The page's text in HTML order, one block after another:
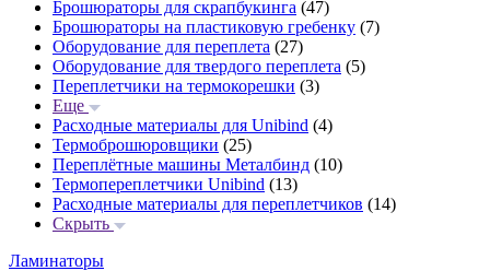
Брошюраторы для скрапбукинга (47)
Брошюраторы на пластиковую гребенку (7)
Оборудование для переплета (27)
Оборудование для твердого переплета (5)
Переплетчики на термокорешки (3)
Еще
Расходные материалы для Unibind (4)
Термоброшюровщики (25)
Переплётные машины Металбинд (10)
Термопереплетчики Unibind (13)
Расходные материалы для переплетчиков (14)
Скрыть
Ламинаторы